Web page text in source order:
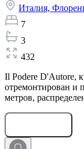
Италия,
7
3
432
Il Podere D'Autore,
отремонтирован и
метров,